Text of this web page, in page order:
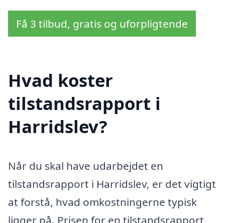
Få 3 tilbud, gratis og uforpligtende
Hvad koster
tilstandsrapport i
Harridslev?
Når du skal have udarbejdet en
tilstandsrapport i Harridslev, er det vigtigt
at forstå, hvad omkostningerne typisk
ligger på. Prisen for en tilstandsrapport